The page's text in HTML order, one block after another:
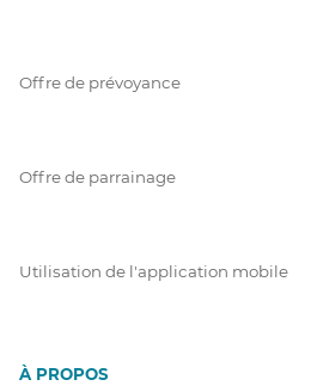
Offre de prévoyance
Offre de parrainage
Utilisation de l'application mobile
À PROPOS